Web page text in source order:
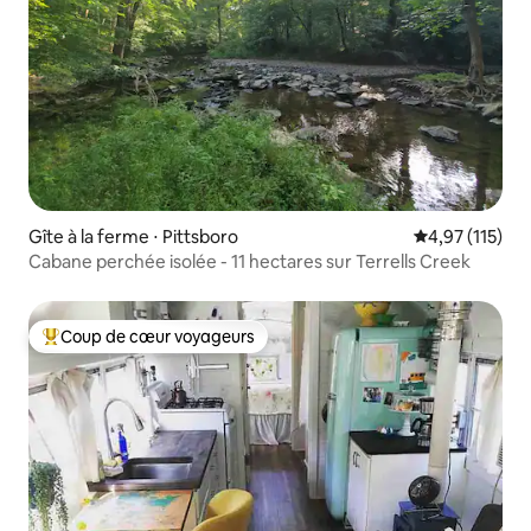
Gîte à la ferme ⋅ Pittsboro Évaluation
4,97 (115)
Cabane perchée isolée - 11 hectares sur Terrells Creek
Coups de cœur voyageurs les plus appréciés
Coup de cœur voyageurs